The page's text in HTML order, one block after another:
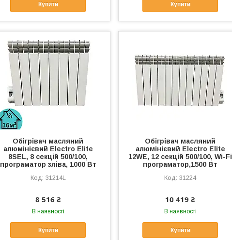
Купити Купити
Обігрівач масляний
алюмінієвий Electro Elite
8SEL, 8 секцій 500/100,
програматор зліва, 1000 Вт
31214L
8 516 ₴
В наявності
Купити
Обігрівач масляний
алюмінієвий Electro Elite
12WE, 12 секцій 500/100, Wi-Fi
програматор,1500 Вт
31224
10 419 ₴
В наявності
Купити